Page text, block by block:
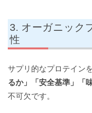
オーガニック
性
サプリ的なプロテイン
るか」「安全基準」「
不可欠です。